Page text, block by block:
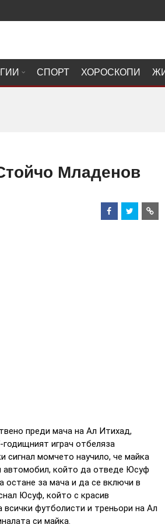
СПОРТ ХОРОСКОПИ
Младенов
преди мача на Ал Итихад,
играч отбеляза
сигнал момчето научило, че майка
автомобил, който да отведе Юсуф
за мача и да се включи в
Юсуф, който с красив
футболисти и треньори на Ал
си майка.